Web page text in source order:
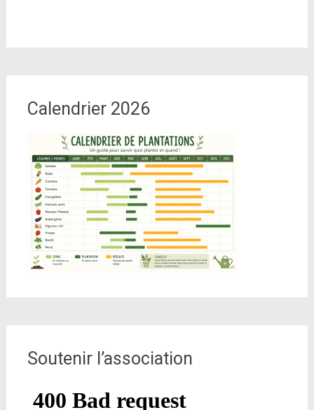
Calendrier 2026
Soutenir l’association